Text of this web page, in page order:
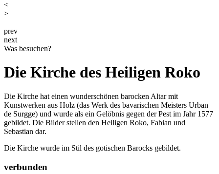
<
>
prev
next
Was besuchen?
Die Kirche des Heiligen Roko
Die Kirche hat einen wunderschönen barocken Altar mit
Kunstwerken aus Holz (das Werk des bavarischen Meisters Urban
de Surgge) und wurde als ein Gelöbnis gegen der Pest im Jahr 1577
gebildet. Die Bilder stellen den Heiligen Roko, Fabian und
Sebastian dar.
Die Kirche wurde im Stil des gotischen Barocks gebildet.
verbunden